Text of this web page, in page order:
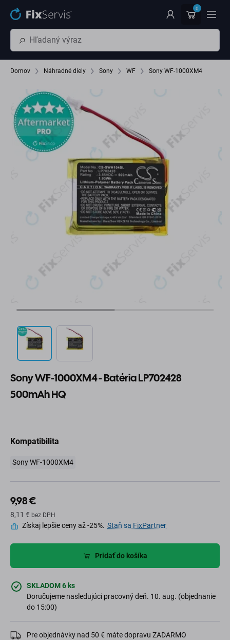
Preskočiť na hlavný obsah 0
Domov Náhradné diely Sony WF Sony WF-1000XM4
Sony WF-1000XM4 - Batéria LP702428
500mAh HQ
Kompatibilita
Sony WF-1000XM4
9,98 €
8,11 € bez DPH
Získaj lepšie ceny až -25%. Staň sa FixPartner
Pridať do košíka
SKLADOM 6 ks
Doručujeme nasledujúci pracovný deň. 10. aug. (objednanie
do 15:00)
Pre objednávky nad 50 € máte dopravu ZADARMO